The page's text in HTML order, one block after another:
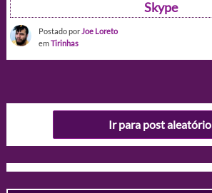
Skype
Postado por Joe Loreto
emTirinhas
Ir para post aleatório